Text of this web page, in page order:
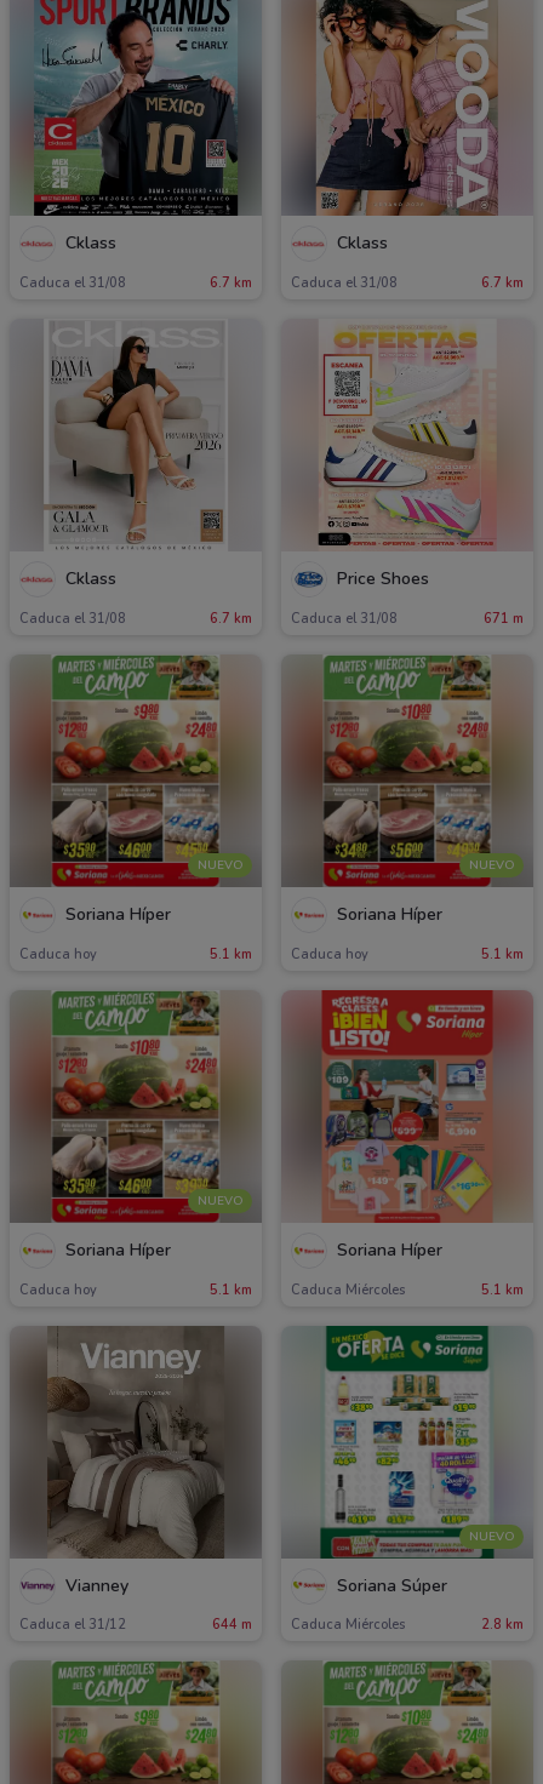
Cklass
Caduca el 31/08 6.7 km
Cklass
Caduca el 31/08 6.7 km
Cklass
Caduca el 31/08 6.7 km
Price Shoes
Caduca el 31/08 671 m
NUEVO
Soriana Híper
Caduca hoy 5.1 km
NUEVO
Soriana Híper
Caduca hoy 5.1 km
NUEVO
Soriana Híper
Caduca hoy 5.1 km
Soriana Híper
Caduca Miércoles 5.1 km
Vianney
Caduca el 31/12 644 m
NUEVO
Soriana Súper
Caduca Miércoles 2.8 km